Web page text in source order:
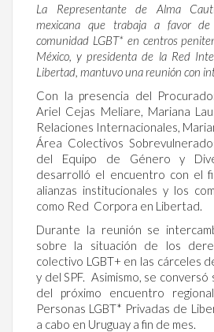
La Representante de Alma
mexicana que trabaja a favor
comunidad LGBT* en centros
México, y presidenta de la Red
Libertad, mantuvo una reunión con
Con la presencia del
Ariel Cejas Meliare, Mariana
Relaciones Internacionales,
Área Colectivos
del Equipo de Género y
desarrolló el encuentro con el
alianzas institucionales y los
como Red Corpora en Libertad.
Durante la reunión se
sobre la situación de los
colectivo LGBT+ en las cárceles
y del SPF. Asimismo, se
del próximo encuentro
Personas LGBT* Privadas de
a cabo en Uruguay a fin de mes.